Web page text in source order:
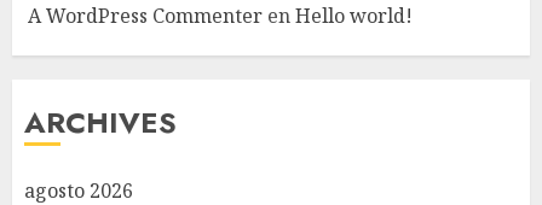
A WordPress Commenter enHello world!
ARCHIVES
agosto 2026